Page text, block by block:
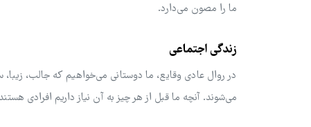
ما را مصون می‌دارد.
زندگی اجتماعی
در روال عادی وقایع، ما دوستانی می‌خواهیم که جالب،
می‌شوند. آنچه ما قبل از هر چیز به آن نیاز داریم افرادی